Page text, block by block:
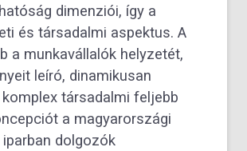
dimenziói, így a
és társadalmi aspektus. A
a munkavállalók helyzetét,
leíró, dinamikusan
társadalmi feljebb
a magyarországi
dolgozók